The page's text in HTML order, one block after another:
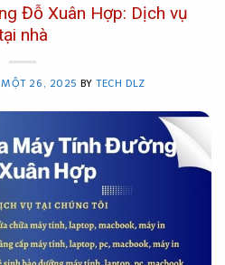
Đỗ Xuân Hợp: Dịch vụ
nhà
MỘT 26, 2025 BYTECH DLZ